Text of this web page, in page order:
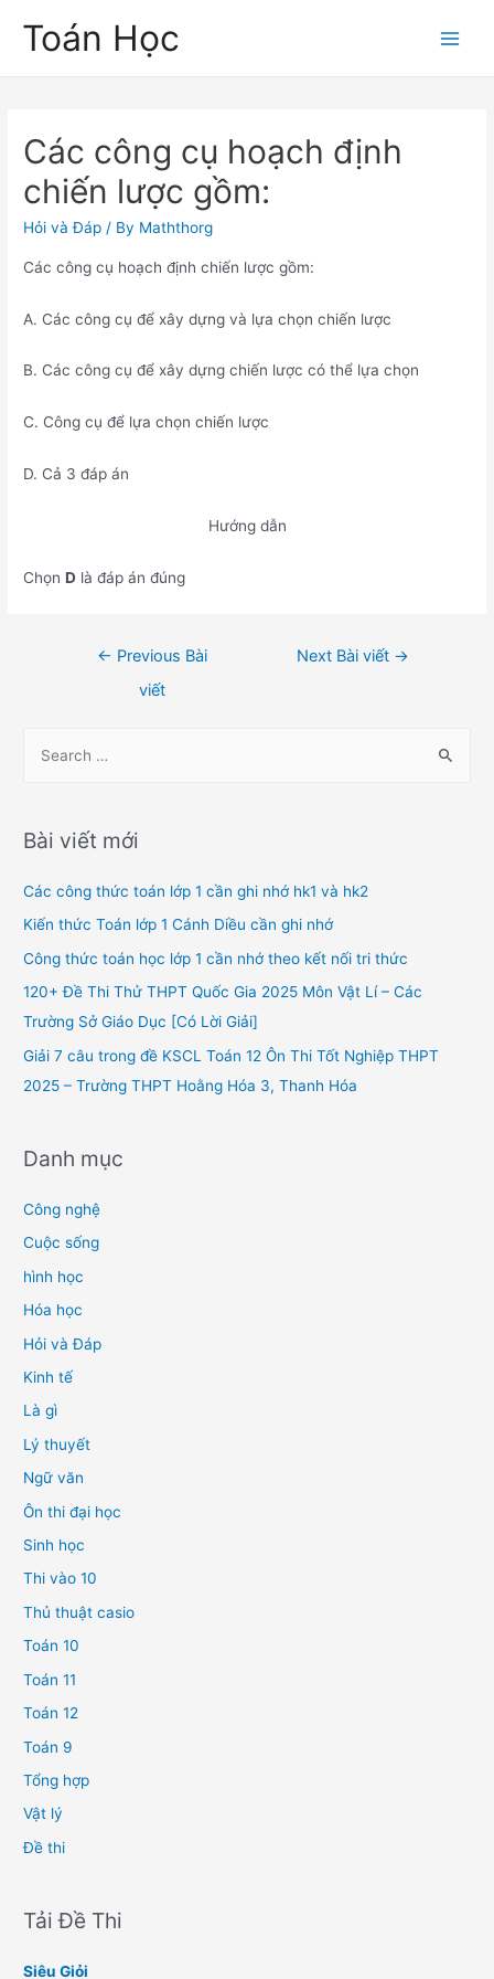
Toán Học
Các công cụ hoạch định
chiến lược gồm:
Hỏi và Đáp / By Maththorg
Các công cụ hoạch định chiến lược gồm:
A. Các công cụ để xây dựng và lựa chọn chiến lược
B. Các công cụ để xây dựng chiến lược có thể lựa chọn
C. Công cụ để lựa chọn chiến lược
D. Cả 3 đáp án
Hướng dẫn
ChọnD là đáp án đúng
← Previous Bài
viết
Next Bài viết →
r
h
f
o
Bài viết mới
Các công thức toán lớp 1 cần ghi nhớ hk1 và hk2
Kiến thức Toán lớp 1 Cánh Diều cần ghi nhớ
Công thức toán học lớp 1 cần nhớ theo kết nối tri thức
120+ Đề Thi Thử THPT Quốc Gia 2025 Môn Vật Lí – Các
Trường Sở Giáo Dục [Có Lời Giải]
Giải 7 câu trong đề KSCL Toán 12 Ôn Thi Tốt Nghiệp THPT
2025 – Trường THPT Hoằng Hóa 3, Thanh Hóa
Danh mục
Công nghệ
Cuộc sống
hình học
Hóa học
Hỏi và Đáp
Kinh tế
Là gì
Lý thuyết
Ngữ văn
Ôn thi đại học
Sinh học
Thi vào 10
Thủ thuật casio
Toán 10
Toán 11
Toán 12
Toán 9
Tổng hợp
Vật lý
Đề thi
Tải Đề Thi
Siêu Giỏi